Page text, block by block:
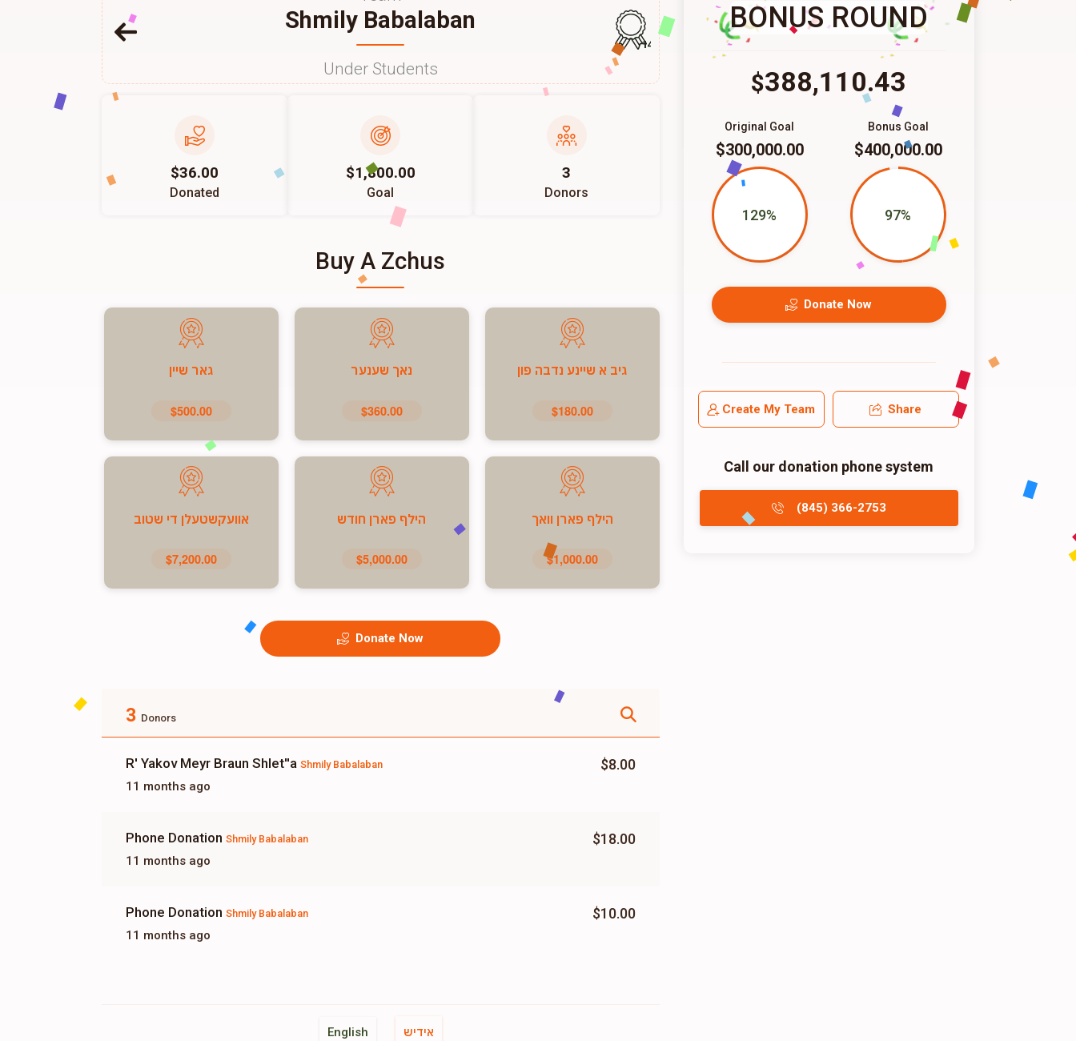
Shmily Babalaban
Under Students
147
$36.00
Donated
$1,800.00
Goal
3
Donors
Buy A Zchus
גיב א שיינע נדבה פון
$180.00
נאך שענער
$360.00
גאר שיין
$500.00
הילף פארן וואך
$1,000.00
הילף פארן חודש
$5,000.00
אוועקשטעלן די שטוב
$7,200.00
Donate Now
3 Donors
R' Yakov Meyr Braun Shlet''a Shmily Babalaban
11 months ago
$8.00
Phone Donation Shmily Babalaban
11 months ago
$18.00
Phone Donation Shmily Babalaban
11 months ago
$10.00
English אידיש
BONUS ROUND
$388,110.43
Bonus Goal
$400,000.00
97%
Original Goal
$300,000.00
129%
Donate Now
Create My Team Share
Call our donation phone system
(845) 366-2753